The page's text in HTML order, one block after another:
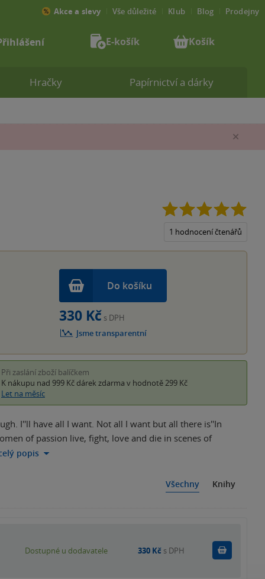
1 hodnocení čtenářů
Do košíku
330 Kč s DPH
Jsme transparentní
Při zaslání zboží balíčkem
K nákupu nad 999 Kč dárek zdarma v hodnotě 299 Kč
Let na měsíc
I''ll have all I want. Not all I want but all there is''In
of passion live, fight, love and die in scenes of
popis
Všechny Knihy
Dostupné u dodavatele 330 Kč s DPH
Hračky Papírnictví a dárky
Akce a slevy Vše důležité Klub Blog Prodejny
E-košík Košík